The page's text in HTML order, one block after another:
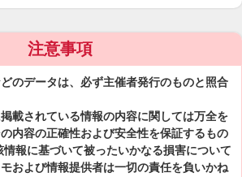
注意事項
のデータは、必ず主催者発行のものと照合
載されている情報の内容に関しては万全を
内容の正確性および安全性を保証するもの
報に基づいて被ったいかなる損害について
および情報提供者は一切の責任を負いかね